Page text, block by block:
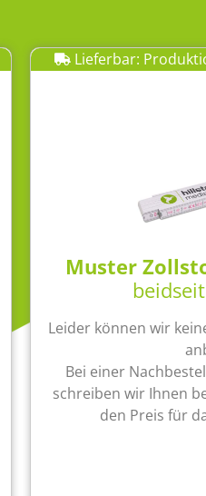
Lieferbar:
Muster
Leider können wir
Bei einer
schreiben wir Ihnen
den Preis für